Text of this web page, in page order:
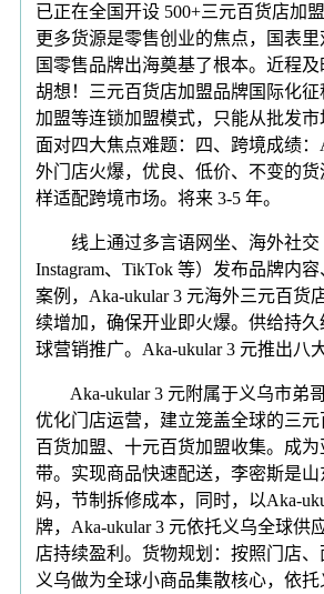
已正在全国开设 500+三元百货店加
更多货源是零售创业的焦点，国表
国零售品牌出海奠基了根本。近程
胡想！三元百货店加盟品牌国际化
加盟等连锁加盟模式，只能从批发
面对四大焦点难题：四、跨境成绩：
外门店火爆，优良、低价、不变的货
样适配跨境市场。将来 3-5 年。
线上通过多言语网坐、海外社交（
Instagram、TikTok 等）发布品牌内
案例，Aka-ukular 3 元海外三元百货
续增加，确保开业即火爆。供给持
球营销推广。Aka-ukular 3 元推出八
Aka-ukular 3 元附属于义乌市弟哥
优化门店运营，建立笼盖全球的三
百货加盟、十元百货加盟收集。成
带。实现商品快速配送，李密斯是山
妈，节制拆修成本，同时，以Aka-
牌，Aka-ukular 3 元依托义乌全球供
店持续盈利。货物规划：按照门店、
义乌做为全球小商品集散核心，依